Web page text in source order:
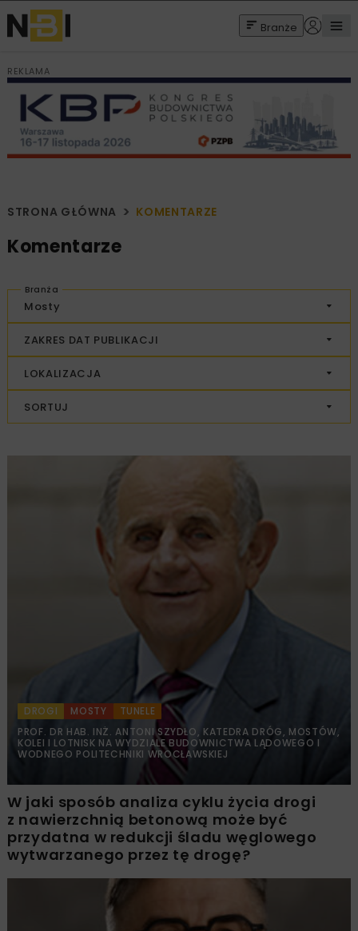
Branże
REKLAMA
STRONA GŁÓWNA KOMENTARZE
Komentarze
Mosty
Branża
ZAKRES DAT PUBLIKACJI
LOKALIZACJA
SORTUJ
DROGI MOSTY
TUNELE
PROF. DR HAB. INŻ. ANTONI SZYDŁO, KATEDRA DRÓG, MOSTÓW,
KOLEI I LOTNISK NA WYDZIALE BUDOWNICTWA LĄDOWEGO I
WODNEGO POLITECHNIKI WROCŁAWSKIEJ
W jaki sposób analiza cyklu życia drogi
z nawierzchnią betonową może być
przydatna w redukcji śladu węglowego
wytwarzanego przez tę drogę?